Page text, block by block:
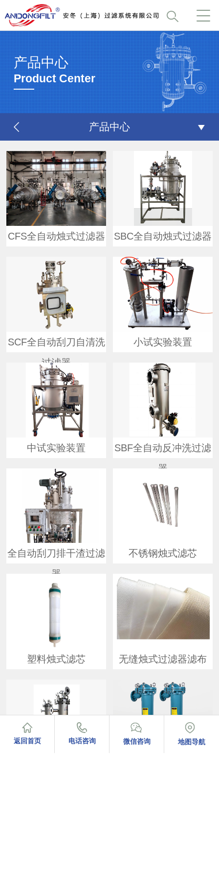
产品中心
Product Center
产品中心
CFS全自动烛式过滤器 SBC全自动烛式过滤器
SCF全自动刮刀自清洗
过滤器
小试实验装置
中试实验装置
SBF全自动反冲洗过滤
器
全自动刮刀排干渣过滤
器
不锈钢烛式滤芯
塑料烛式滤芯 无缝烛式过滤器滤布
返回首页 电话咨询 微信咨询 地图导航